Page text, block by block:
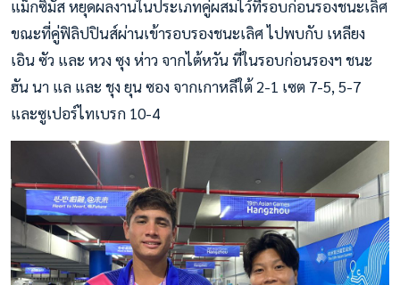
แม็กซิมัส หยุดผลงานในประเภทคู่ผสมไว้ที่รอบก่อนรองชนะเลิศ
ขณะที่คู่ฟิลิปปินส์ผ่านเข้ารอบรองชนะเลิศ ไปพบกับ เหลียง
เอิน ซัว และ หวง ซุง ห่าว จากไต้หวัน ที่ในรอบก่อนรองฯ ชนะ
ฮัน นา แล และ ชุง ยุน ซอง จากเกาหลีใต้ 2-1 เซต 7-5, 5-7
และซูเปอร์ไทเบรก 10-4